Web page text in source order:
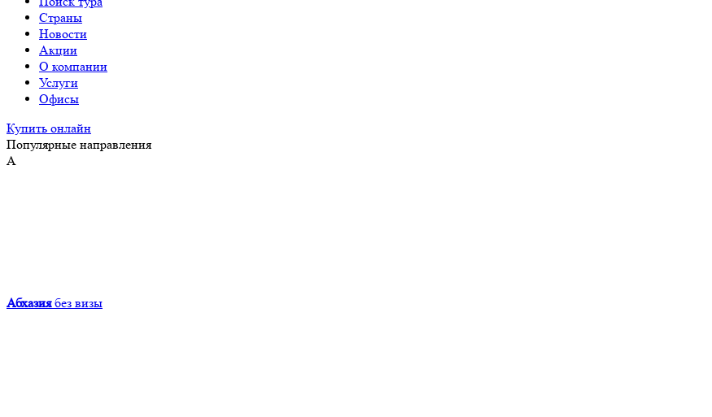
Страны
Новости
Акции
О компании
Услуги
Офисы
Купить онлайн
Популярные направления
А
Абхазия без визы